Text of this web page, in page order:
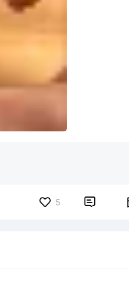
5 